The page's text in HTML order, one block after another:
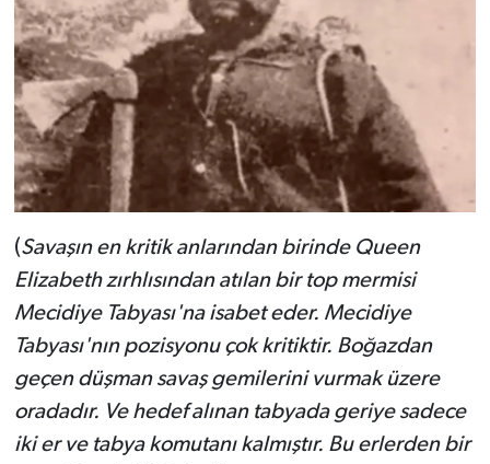
(Savaşın en kritik anlarından birinde Queen
Elizabeth zırhlısından atılan bir top mermisi
Mecidiye Tabyası'na isabet eder. Mecidiye
Tabyası'nın pozisyonu çok kritiktir. Boğazdan
geçen düşman savaş gemilerini vurmak üzere
oradadır. Ve hedef alınan tabyada geriye sadece
iki er ve tabya komutanı kalmıştır. Bu erlerden bir